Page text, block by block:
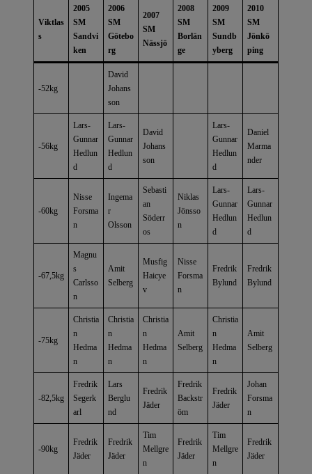
Viktlas
s
2005
SM
Sandvi
ken
2006
SM
Götebo
rg
2007
SM
Nässjö
2008
SM
Borlän
ge
2009
SM
Sundb
yberg
2010
SM
Jönkö
ping
-52kg
David
Johans
son
-56kg
Lars-
Gunnar
Hedlun
d
Lars-
Gunnar
Hedlun
d
David
Johans
son
Lars-
Gunnar
Hedlun
d
Daniel
Marma
nder
-60kg
Nisse
Forsma
n
Ingema
r
Olsson
Sebasti
an
Söderr
os
Niklas
Jönsso
n
Lars-
Gunnar
Hedlun
d
Lars-
Gunnar
Hedlun
d
-67,5kg
Magnu
s
Carlsso
n
Amit
Selberg
Musfig
Haicye
v
Nisse
Forsma
n
Fredrik
Bylund
Fredrik
Bylund
-75kg
Christia
n
Hedma
n
Christia
n
Hedma
n
Christia
n
Hedma
n
Amit
Selberg
Christia
n
Hedma
n
Amit
Selberg
-82,5kg
Fredrik
Segerk
arl
Lars
Berglu
nd
Fredrik
Jäder
Fredrik
Backstr
öm
Fredrik
Jäder
Johan
Forsma
n
-90kg
Fredrik
Jäder
Fredrik
Jäder
Tim
Mellgre
n
Fredrik
Jäder
Tim
Mellgre
n
Fredrik
Jäder